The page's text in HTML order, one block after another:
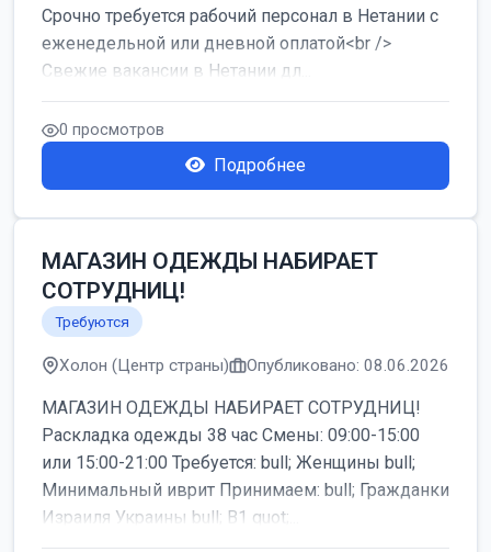
Срочно требуется рабочий персонал в Нетании с
еженедельной или дневной оплатой<br />
Свежие вакансии в Нетании дл...
0 просмотров
Подробнее
МАГАЗИН ОДЕЖДЫ НАБИРАЕТ
СОТРУДНИЦ!
Требуются
Холон (Центр страны) Опубликовано: 08.06.2026
МАГАЗИН ОДЕЖДЫ НАБИРАЕТ СОТРУДНИЦ!
Раскладка одежды 38 час Смены: 09:00-15:00
или 15:00-21:00 Требуется: bull; Женщины bull;
Минимальный иврит Принимаем: bull; Гражданки
Израиля Украины bull; B1 quot;...